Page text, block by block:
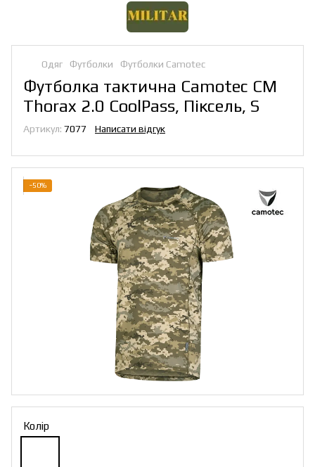
Одяг Футболки Футболки Camotec
Футболка тактична Camotec CM
Thorax 2.0 CoolPass, Піксель, S
Артикул: 7077 Написати відгук
−50%
Колір